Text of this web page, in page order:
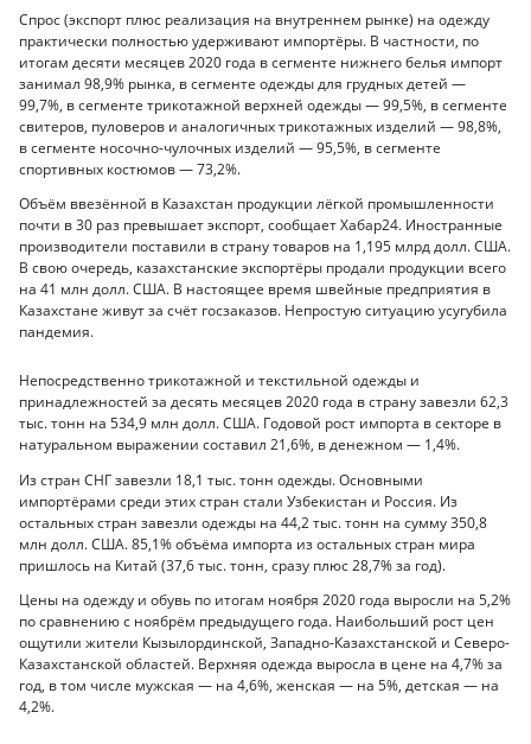
Спрос (экспорт плюс реализация на внутреннем рынке) на одежду
практически полностью удерживают импортёры. В частности, по
итогам десяти месяцев 2020 года в сегменте нижнего белья импорт
занимал 98,9% рынка, в сегменте одежды для грудных детей —
99,7%, в сегменте трикотажной верхней одежды — 99,5%, в сегменте
свитеров, пуловеров и аналогичных трикотажных изделий — 98,8%,
в сегменте носочно-чулочных изделий — 95,5%, в сегменте
спортивных костюмов — 73,2%.
Объём ввезённой в Казахстан продукции лёгкой промышленности
почти в 30 раз превышает экспорт, сообщает Хабар24. Иностранные
производители поставили в страну товаров на 1,195 млрд долл. США.
В свою очередь, казахстанские экспортёры продали продукции всего
на 41 млн долл. США. В настоящее время швейные предприятия в
Казахстане живут за счёт госзаказов. Непростую ситуацию усугубила
пандемия.
Непосредственно трикотажной и текстильной одежды и
принадлежностей за десять месяцев 2020 года в страну завезли 62,3
тыс. тонн на 534,9 млн долл. США. Годовой рост импорта в секторе в
натуральном выражении составил 21,6%, в денежном — 1,4%.
Из стран СНГ завезли 18,1 тыс. тонн одежды. Основными
импортёрами среди этих стран стали Узбекистан и Россия. Из
остальных стран завезли одежды на 44,2 тыс. тонн на сумму 350,8
млн долл. США. 85,1% объёма импорта из остальных стран мира
пришлось на Китай (37,6 тыс. тонн, сразу плюс 28,7% за год).
Цены на одежду и обувь по итогам ноября 2020 года выросли на 5,2%
по сравнению с ноябрём предыдущего года. Наибольший рост цен
ощутили жители Кызылординской, Западно-Казахстанской и Северо-
Казахстанской областей. Верхняя одежда выросла в цене на 4,7% за
год, в том числе мужская — на 4,6%, женская — на 5%, детская — на
4,2%.